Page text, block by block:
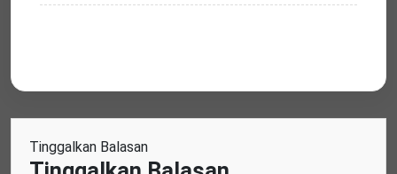
Tinggalkan Balasan